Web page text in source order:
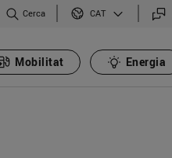
Cerca CAT
Mobilitat Energia